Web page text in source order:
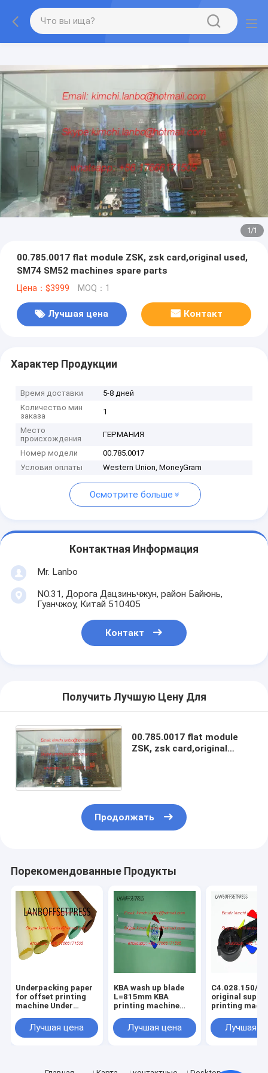
1/1
00.785.0017 flat module ZSK, zsk card,original used,
SM74 SM52 machines spare parts
Цена：$3999 MOQ：1
Лучшая цена Контакт
Характер Продукции
Время доставки
5-8 дней
Количество мин
заказа
1
Место
происхождения
ГЕРМАНИЯ
Номер модели
00.785.0017
Условия оплаты
Western Union, MoneyGram
Осмотрите больше
Контактная Информация
Mr. Lanbo
NO.31, Дорога Дацзиньчжун, район Байюнь,
Гуанчжоу, Китай 510405
Контакт
Получить Лучшую Цену Для
00.785.0017 flat module
ZSK, zsk card,original
Продолжать
Порекомендованные Продукты
Underpacking paper
for offset printing
machine Under
Лучшая цена
KBA wash up blade
L=815mm KBA
printing machine
Лучшая цена
C4.028.150/01
original
printing
Лучшая